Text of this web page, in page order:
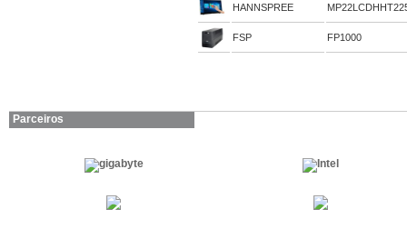
HANNSPREE
FSP FP1000
Parceiros